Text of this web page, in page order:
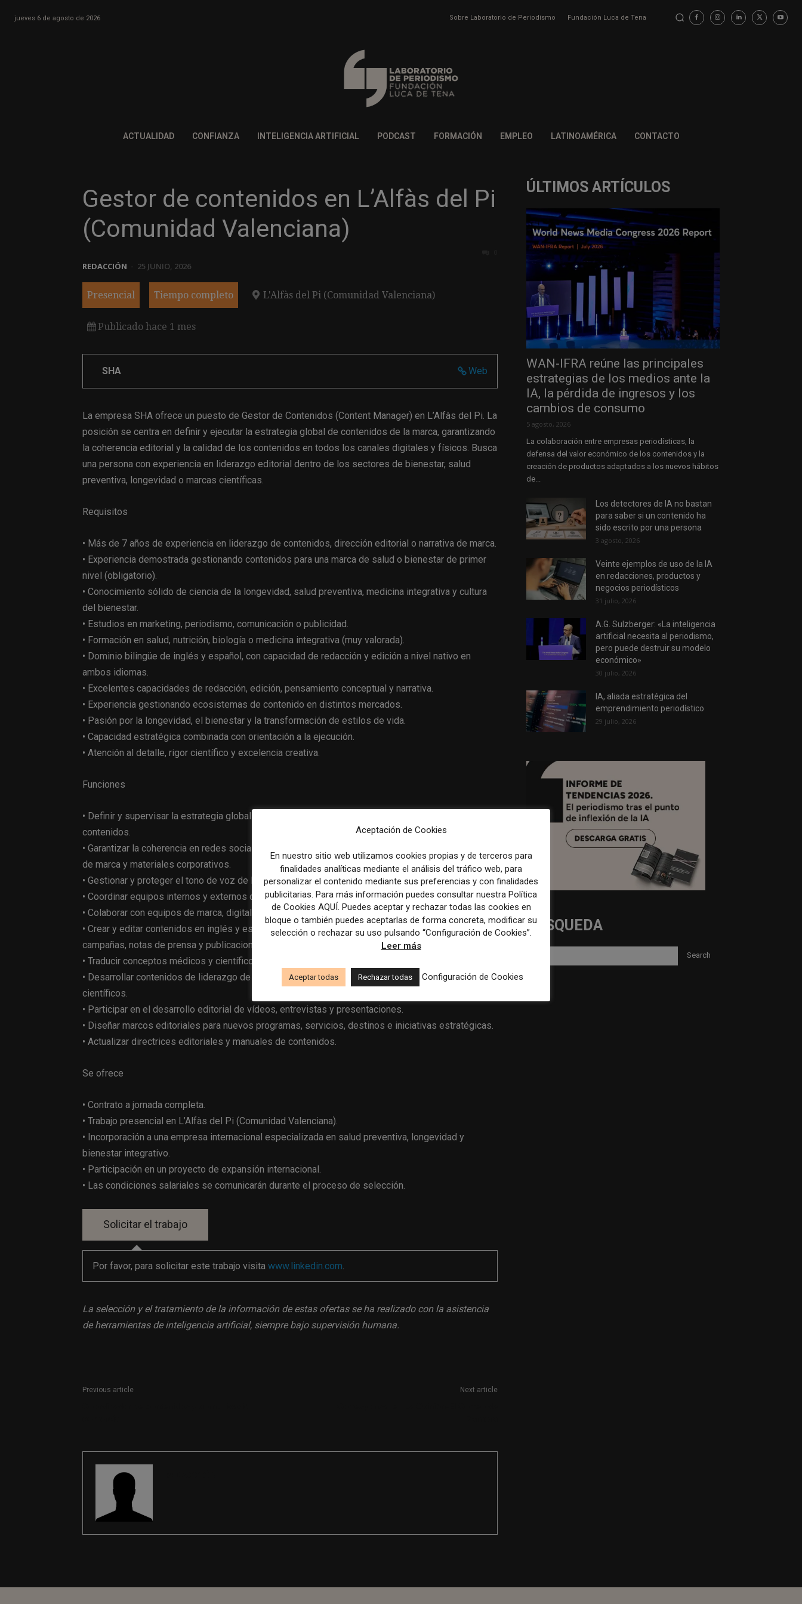
jueves 6 de agosto de 2026 Sobre Laboratorio de Periodismo Fundación Luca de Tena
ACTUALIDAD CONFIANZA INTELIGENCIA ARTIFICIAL PODCAST FORMACIÓN EMPLEO LATINOAMÉRICA CONTACTO
Gestor de contenidos en L’Alfàs del Pi
(Comunidad Valenciana)
REDACCIÓN 25 JUNIO, 2026
Presencial Tiempo completo L'Alfàs del Pi (Comunidad Valenciana)
Publicado hace 1 mes
Web
SHA
La empresa SHA ofrece un puesto de Gestor de Contenidos (Content Manager) en L’Alfàs del Pi. La
posición se centra en definir y ejecutar la estrategia global de contenidos de la marca, garantizando
la coherencia editorial y la calidad de los contenidos en todos los canales digitales y físicos. Busca
una persona con experiencia en liderazgo editorial dentro de los sectores de bienestar, salud
preventiva, longevidad o marcas científicas.
Requisitos
• Más de 7 años de experiencia en liderazgo de contenidos, dirección editorial o narrativa de marca.
• Experiencia demostrada gestionando contenidos para una marca de salud o bienestar de primer
nivel (obligatorio).
• Conocimiento sólido de ciencia de la longevidad, salud preventiva, medicina integrativa y cultura
del bienestar.
• Estudios en marketing, periodismo, comunicación o publicidad.
• Formación en salud, nutrición, biología o medicina integrativa (muy valorada).
• Dominio bilingüe de inglés y español, con capacidad de redacción y edición a nivel nativo en
ambos idiomas.
• Excelentes capacidades de redacción, edición, pensamiento conceptual y narrativa.
• Experiencia gestionando ecosistemas de contenido en distintos mercados.
• Pasión por la longevidad, el bienestar y la transformación de estilos de vida.
• Capacidad estratégica combinada con orientación a la ejecución.
• Atención al detalle, rigor científico y excelencia creativa.
Funciones
• Definir y supervisar la estrategia global de contenidos, el calendario editorial y la arquitectura de
contenidos.
• Garantizar la coherencia en redes sociales, web, boletines, CRM, relaciones públicas, campañas
de marca y materiales corporativos.
• Gestionar y proteger el tono de voz de la marca.
• Coordinar equipos internos y externos de creadores de contenido, redactores y editores.
• Colaborar con equipos de marca, digital, médicos, producto y relaciones públicas.
• Crear y editar contenidos en inglés y español para redes sociales, páginas web, boletines,
campañas, notas de prensa y publicaciones corporativas.
• Traducir conceptos médicos y científicos complejos a contenidos accesibles.
• Desarrollar contenidos de liderazgo de pensamiento para expertos, fundadores y asesores
científicos.
• Participar en el desarrollo editorial de vídeos, entrevistas y presentaciones.
• Diseñar marcos editoriales para nuevos programas, servicios, destinos e iniciativas estratégicas.
• Actualizar directrices editoriales y manuales de contenidos.
Se ofrece
• Contrato a jornada completa.
• Trabajo presencial en L’Alfàs del Pi (Comunidad Valenciana).
• Incorporación a una empresa internacional especializada en salud preventiva, longevidad y
bienestar integrativo.
• Participación en un proyecto de expansión internacional.
• Las condiciones salariales se comunicarán durante el proceso de selección.
Por favor, para solicitar este trabajo visita www.linkedin.com
La selección y el tratamiento de la información de estas ofertas se ha realizado con la asistencia
de herramientas de inteligencia artificial, siempre bajo supervisión humana.
Previous article Next article
ÚLTIMOS ARTÍCULOS
WAN-IFRA reúne las principales
estrategias de los medios ante la
IA, la pérdida de ingresos y los
cambios de consumo
5 agosto, 2026
La colaboración entre empresas periodísticas, la
defensa del valor económico de los contenidos y la
creación de productos adaptados a los nuevos hábitos
de...
Los detectores de IA no bastan
para saber si un contenido ha
sido escrito por una persona
3 agosto, 2026
Veinte ejemplos de uso de la IA
en redacciones, productos y
negocios periodísticos
31 julio, 2026
A.G. Sulzberger: «La inteligencia
artificial necesita al periodismo,
pero puede destruir su modelo
económico»
30 julio, 2026
IA, aliada estratégica del
emprendimiento periodístico
29 julio, 2026
BUSQUEDA
Aceptación de Cookies
En nuestro sitio web utilizamos cookies propias y de terceros para
finalidades analíticas mediante el análisis del tráfico web, para
personalizar el contenido mediante sus preferencias y con finalidades
publicitarias. Para más información puedes consultar nuestra Política
de Cookies AQUÍ. Puedes aceptar y rechazar todas las cookies en
bloque o también puedes aceptarlas de forma concreta, modificar su
selección o rechazar su uso pulsando “Configuración de Cookies”.
Leer más
Aceptar todas Rechazar todas Configuración de Cookies